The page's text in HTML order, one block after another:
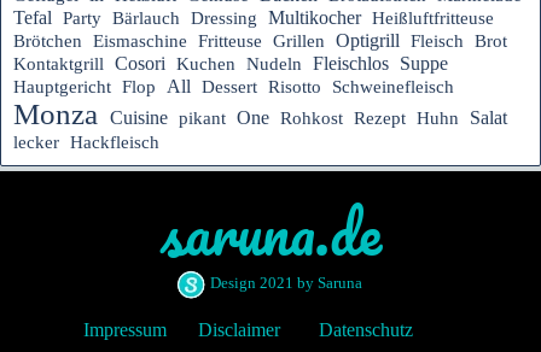
Tefal Party Bärlauch Dressing Multikocher Heißluftfritteuse
Brötchen Eismaschine Fritteuse Grillen Optigrill Fleisch
Brot
Kontaktgrill
Cosori Kuchen Nudeln Fleischlos Suppe
Hauptgericht Flop All Dessert Risotto Schweinefleisch
Monza Cuisine pikant One Rohkost Rezept Huhn Salat
lecker Hackfleisch
saruna.de
Impressum Disclaimer Datenschutz
Design 2021 by Saruna